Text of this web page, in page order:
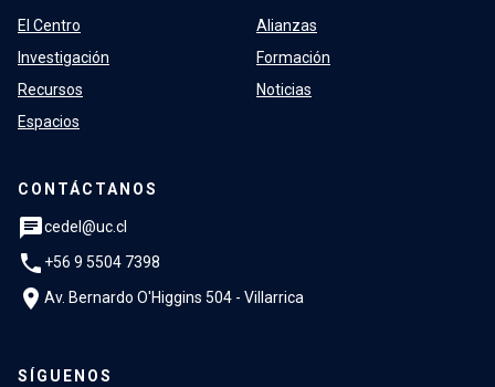
El Centro
Investigación
Recursos
Espacios
Alianzas
Formación
Noticias
CONTÁCTANOS
chatcedel@uc.cl
phone +56 9 5504 7398
location_on Av. Bernardo O'Higgins 504 - Villarrica
SÍGUENOS